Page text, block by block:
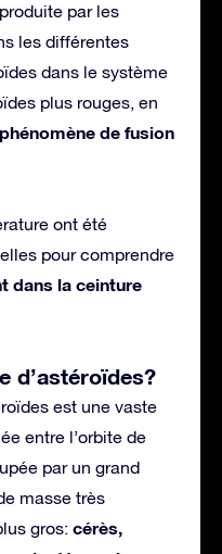
par les
les différentes
dans le système
plus rouges, en
de fusion
ont été
pour comprendre
dans la ceinture
d’astéroïdes?
est une vaste
entre l’orbite de
par un grand
masse très
gros: cérès,